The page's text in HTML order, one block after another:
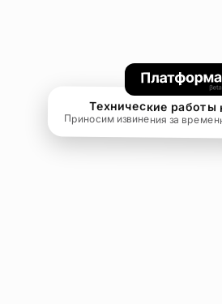
Технические работы
Приносим извинения за